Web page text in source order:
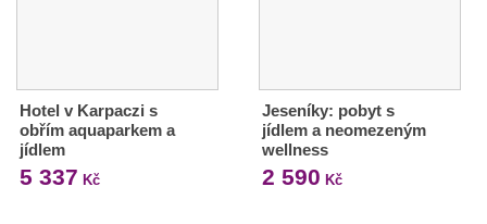
Hotel v Karpaczi s
obřím aquaparkem a
jídlem
5 337 Kč
Jeseníky: pobyt s
jídlem a neomezeným
wellness
2 590 Kč